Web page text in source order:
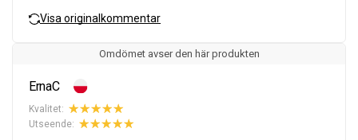
Visa originalkommentar
Omdömet avser den här produkten
ErnaC
Kvalitet:
Utseende: